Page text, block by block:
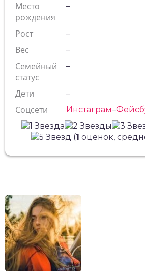
Место
рождения
–
Рост –
Вес –
Семейный
статус
–
Дети –
Соцсети Инстаграм–
(1 оценок,